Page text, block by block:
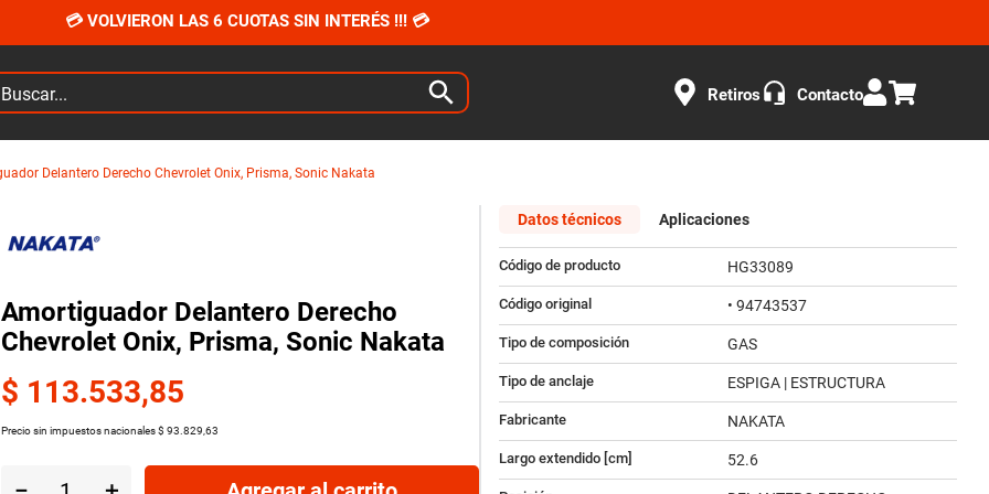
💳 VOLVIERON LAS 6 CUOTAS SIN INTERÉS !!! 💳
Retiros Contacto
Delantero Derecho Chevrolet Onix, Prisma, Sonic Nakata
Amortiguador Delantero Derecho
Chevrolet Onix, Prisma, Sonic Nakata
$ 113.533,85
Precio sin impuestos nacionales$ 93 829 63
Datos técnicos Aplicaciones
Código de producto HG33089
Código original • 94743537
Tipo de composición GAS
Tipo de anclaje ESPIGA | ESTRUCTURA
Fabricante NAKATA
Largo extendido [cm] 52.6